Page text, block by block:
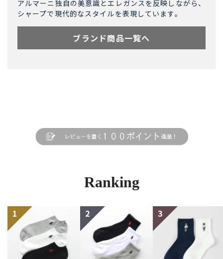
アルマーニ独自の美意識とエレガンスを反映しながら、
シャープで現代的なスタイルを表現しています。
ブランド商品一覧へ
Ranking